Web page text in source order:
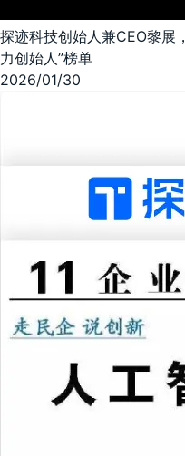
探迹科技创始人兼CEO黎展
力创始人”榜单
2026/01/30